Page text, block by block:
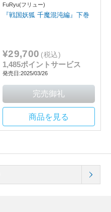
FuRyu(フリュー)
『戦国妖狐 千魔混沌編』下巻
¥29,700 (税込)
1,485ポイントサービス
発売日:2025/03/26
商品を見る